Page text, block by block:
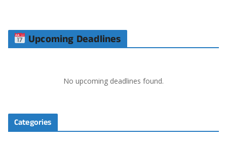
Upcoming Deadlines
No upcoming deadlines found.
Categories